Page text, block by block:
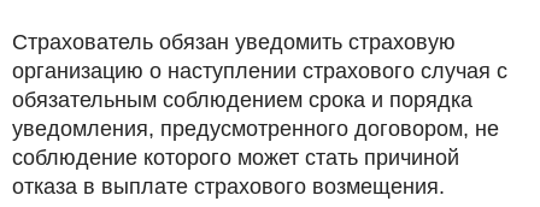
Страхователь обязан уведомить страховую
организацию о наступлении страхового случая с
обязательным соблюдением срока и порядка
уведомления, предусмотренного договором, не
соблюдение которого может стать причиной
отказа в выплате страхового возмещения.